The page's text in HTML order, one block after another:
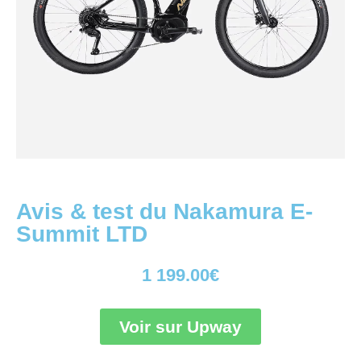
Avis & test du Nakamura E-
Summit LTD
1 199.00€
Voir sur Upway